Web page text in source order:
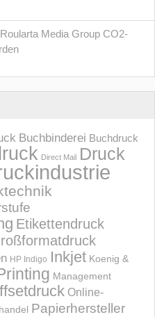
Media Group CO2-
Buchbinderei Buchdruck
Direct Mail Druck
Etikettendruck
HP Indigo Inkjet Koenig &
Management
Online-
Papierhersteller